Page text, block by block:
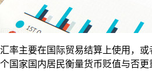
汇率主要在国际贸易结算上使用，
个国家国内居民衡量货币贬值与否